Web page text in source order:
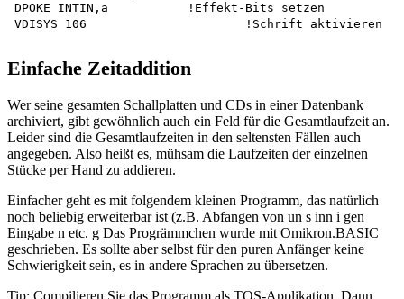
DPOKE INTIN,a		!Effekt-Bits setzen
Einfache Zeitaddition
Wer seine gesamten Schallplatten und CDs in einer Datenbank
archiviert, gibt gewöhnlich auch ein Feld für die Gesamtlaufzeit an.
Leider sind die Gesamtlaufzeiten in den seltensten Fällen auch
angegeben. Also heißt es, mühsam die Laufzeiten der einzelnen
Stücke per Hand zu addieren.
Einfacher geht es mit folgendem kleinen Programm, das natürlich
noch beliebig erweiterbar ist (z.B. Abfangen von un s inn i gen
Eingabe n etc. g Das Progrämmchen wurde mit Omikron.BASIC
geschrieben. Es sollte aber selbst für den puren Anfänger keine
Schwierigkeit sein, es in andere Sprachen zu übersetzen.
Tip: Compilieren Sie das Programm als TOS-Applikation. Dann